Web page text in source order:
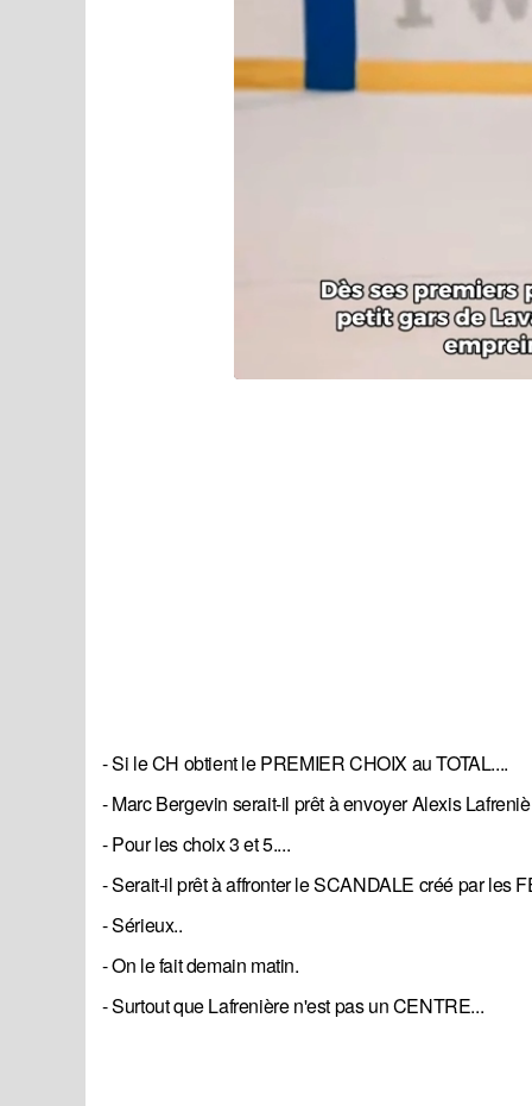
- Si le CH obtient le PREMIER CHOIX au TOTAL....
- Marc Bergevin serait-il prêt à envoyer Alexis
- Pour les choix 3 et 5....
- Serait-il prêt à affronter le SCANDALE créé par les
- Sérieux..
- On le fait demain matin.
- Surtout que Lafrenière n'est pas un CENTRE...